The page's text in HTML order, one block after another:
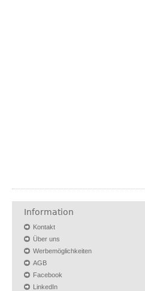
Information
Kontakt
Über uns
Werbemöglichkeiten
AGB
Facebook
LinkedIn